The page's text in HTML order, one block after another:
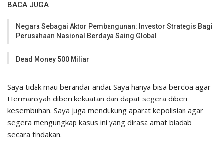
BACA JUGA
Negara Sebagai Aktor Pembangunan: Investor Strategis Bagi
Perusahaan Nasional Berdaya Saing Global
Dead Money 500 Miliar
Saya tidak mau berandai-andai. Saya hanya bisa berdoa agar
Hermansyah diberi kekuatan dan dapat segera diberi
kesembuhan. Saya juga mendukung aparat kepolisian agar
segera mengungkap kasus ini yang dirasa amat biadab
secara tindakan.